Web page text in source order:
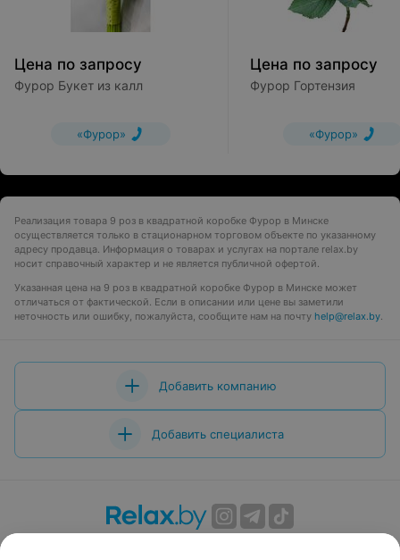
Цена по запросу
Фурор Букет из калл
«Фурор»
Цена по запросу
Фурор Гортензия
«Фурор»
Реализация товара 9 роз в квадратной коробке Фурор в Минске
осуществляется только в стационарном торговом объекте по указанному
адресу продавца. Информация о товарах и услугах на портале relax.by
носит справочный характер и не является публичной офертой.
Указанная цена на 9 роз в квадратной коробке Фурор в Минске может
отличаться от фактической. Если в описании или цене вы заметили
неточность или ошибку, пожалуйста, сообщите нам на почту help@relax.by.
Добавить компанию
Добавить специалиста